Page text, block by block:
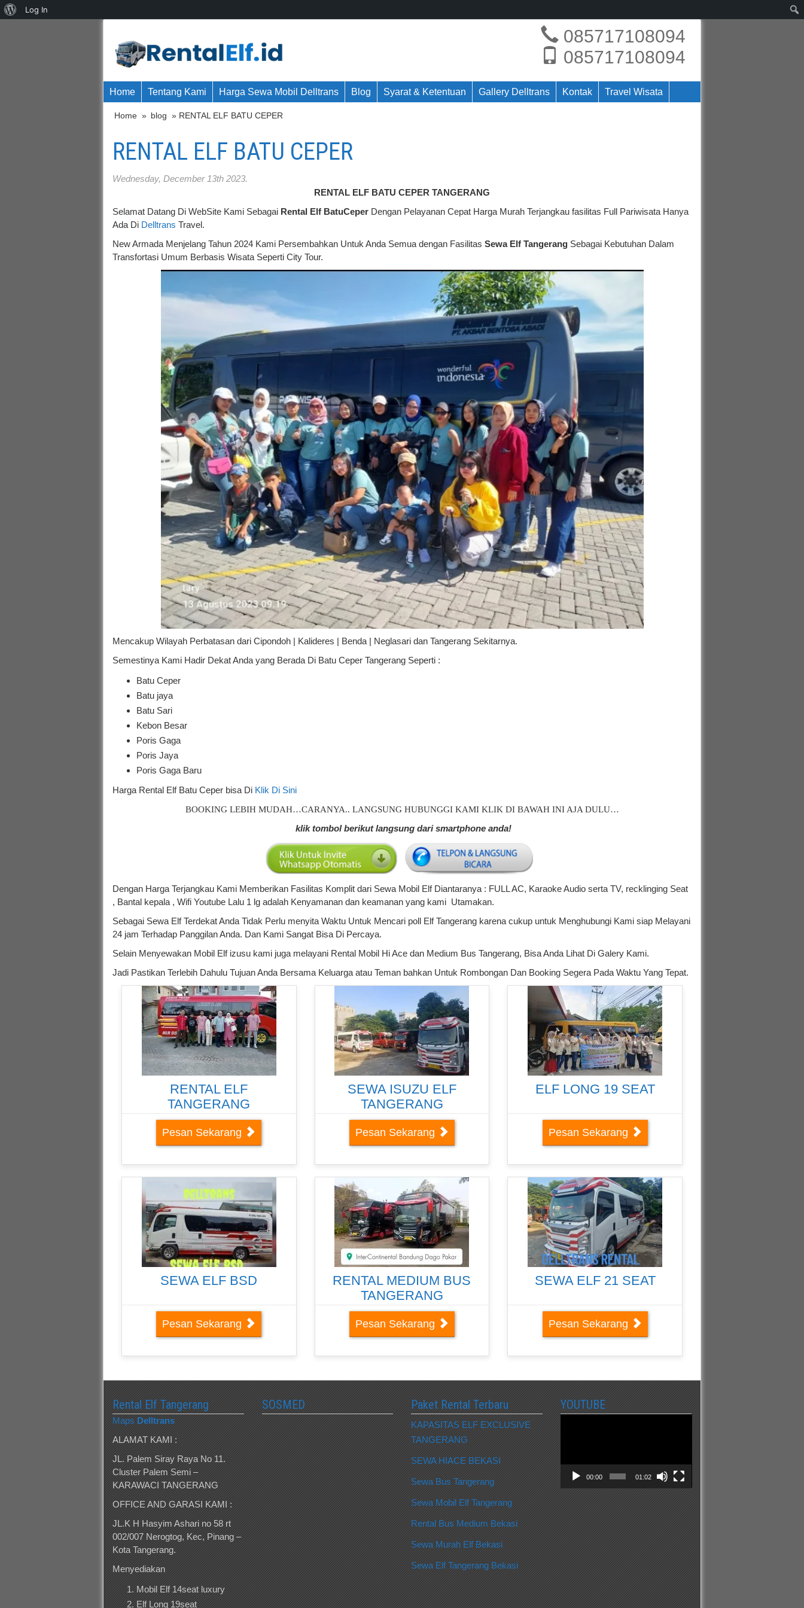
085717108094
085717108094
Home Tentang Kami Harga Sewa Mobil Delltrans Blog Syarat & Ketentuan Gallery Delltrans Kontak Travel Wisata
Home » blog » RENTAL ELF BATU CEPER
RENTAL ELF BATU CEPER
Wednesday, December 13th 2023.
RENTAL ELF BATU CEPER TANGERANG
Selamat Datang Di WebSite Kami Sebagai Rental Elf BatuCeper Dengan Pelayanan Cepat Harga Murah Terjangkau fasilitas Full Pariwisata Hanya
Ada Di Delltrans Travel.
New Armada Menjelang Tahun 2024 Kami Persembahkan Untuk Anda Semua dengan Fasilitas Sewa Elf Tangerang Sebagai Kebutuhan Dalam
Transfortasi Umum Berbasis Wisata Seperti City Tour.
Mencakup Wilayah Perbatasan dari Cipondoh | Kalideres | Benda | Neglasari dan Tangerang Sekitarnya.
Semestinya Kami Hadir Dekat Anda yang Berada Di Batu Ceper Tangerang Seperti :
Batu Ceper
Batu jaya
Batu Sari
Kebon Besar
Poris Gaga
Poris Jaya
Poris Gaga Baru
Harga Rental Elf Batu Ceper bisa Di Klik Di Sini
BOOKING LEBIH MUDAH…CARANYA.. LANGSUNG HUBUNGGI KAMI KLIK DI BAWAH INI AJA DULU…
klik tombol berikut langsung dari smartphone anda!
Dengan Harga Terjangkau Kami Memberikan Fasilitas Komplit dari Sewa Mobil Elf Diantaranya : FULL AC, Karaoke Audio serta TV, recklinging Seat
, Bantal kepala , Wifi Youtube Lalu 1 lg adalah Kenyamanan dan keamanan yang kami Utamakan.
Sebagai Sewa Elf Terdekat Anda Tidak Perlu menyita Waktu Untuk Mencari poll Elf Tangerang karena cukup untuk Menghubungi Kami siap Melayani
24 jam Terhadap Panggilan Anda. Dan Kami Sangat Bisa Di Percaya.
Selain Menyewakan Mobil Elf izusu kami juga melayani Rental Mobil Hi Ace dan Medium Bus Tangerang, Bisa Anda Lihat Di Galery Kami.
Jadi Pastikan Terlebih Dahulu Tujuan Anda Bersama Keluarga atau Teman bahkan Untuk Rombongan Dan Booking Segera Pada Waktu Yang Tepat.
RENTAL ELF
TANGERANG
Pesan Sekarang
SEWA ISUZU ELF
TANGERANG
Pesan Sekarang
ELF LONG 19 SEAT
Pesan Sekarang
SEWA ELF BSD
Pesan Sekarang
RENTAL MEDIUM BUS
TANGERANG
Pesan Sekarang
SEWA ELF 21 SEAT
Pesan Sekarang
Rental Elf Tangerang
Maps Delltrans
ALAMAT KAMI :
JL. Palem Siray Raya No 11.
Cluster Palem Semi –
KARAWACI TANGERANG
OFFICE AND GARASI KAMI :
JL.K H Hasyim Ashari no 58 rt
002/007 Nerogtog, Kec, Pinang –
Kota Tangerang.
Menyediakan
Mobil Elf 14seat luxury
Elf Long 19seat
SOSMED Paket Rental Terbaru
KAPASITAS ELF EXCLUSIVE
TANGERANG
SEWA HIACE BEKASI
Sewa Bus Tangerang
Sewa Mobil Elf Tangerang
Rental Bus Medium Bekasi
Sewa Murah Elf Bekasi
Sewa Elf Tangerang Bekasi
YOUTUBE
00:00 01:02
About
Log In